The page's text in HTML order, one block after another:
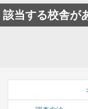
該当する校舎が